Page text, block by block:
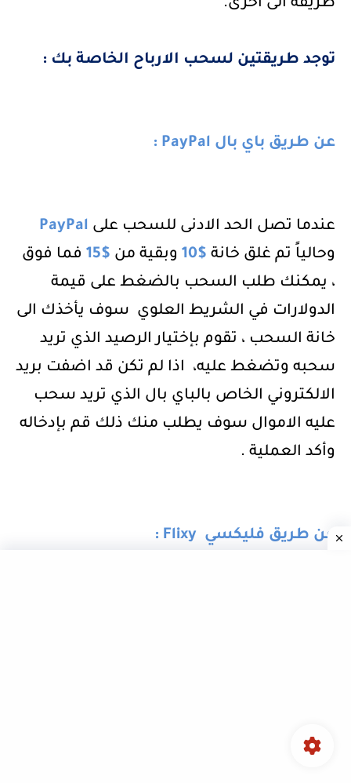
طريقة الى أخرى.
توجد طريقتين لسحب الارباح الخاصة بك :
عن طريق باي بال PayPal
:
عندما تصل الحد الادنى للسحب على PayPal
وحالياً تم غلق خانة 10$ وبقية من 15$ فما فوق
، يمكنك طلب السحب بالضغط على قيمة
الدولارات في الشريط العلوي سوف يأخذك الى
خانة السحب ، تقوم بإختيار الرصيد الذي تريد
سحبه وتضغط عليه، اذا لم تكن قد اضفت بريد
الالكتروني الخاص بالباي بال الذي تريد سحب
عليه الاموال سوف يطلب منك ذلك قم بإدخاله
وأكد العملية .
عن طريق فليكسي Flixy
: